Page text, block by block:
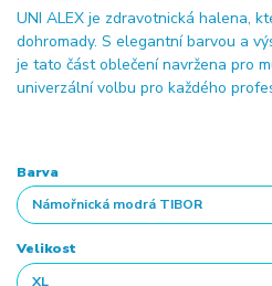
UNI ALEX je zdravotnická halena,
dohromady. S elegantní barvou a
je tato část oblečení navržena pro
univerzální volbu pro každého
Barva
Velikost